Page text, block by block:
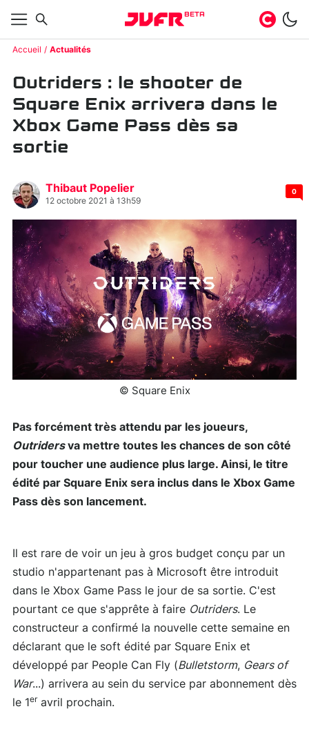
BETA
Accueil Actualités
Outriders : le shooter de
Square Enix arrivera dans le
Xbox Game Pass dès sa
sortie
Thibaut Popelier
12 octobre 2021 à 13h59
0
© Square Enix
Pas forcément très attendu par les joueurs,
Outridersva mettre toutes les chances de son côté
pour toucher une audience plus large. Ainsi, le titre
édité par Square Enix sera inclus dans le Xbox Game
Pass dès son lancement.
Il est rare de voir un jeu à gros budget conçu par un
studio n'appartenant pas à Microsoft être introduit
dans le Xbox Game Pass le jour de sa sortie. C'est
pourtant ce que s'apprête à faire Outriders. Le
constructeur a confirmé la nouvelle cette semaine en
déclarant que le soft édité par Square Enix et
développé par People Can Fly (Bulletstorm, Gears of
War...) arrivera au sein du service par abonnement dès
le 1er avril prochain.